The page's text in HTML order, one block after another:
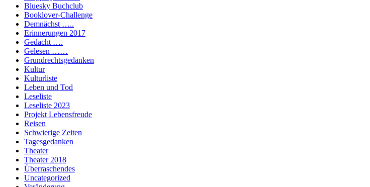
Bluesky Buchclub
Booklover-Challenge
Demnächst …..
Erinnerungen 2017
Gedacht ….
Gelesen ……
Grundrechtsgedanken
Kultur
Kulturliste
Leben und Tod
Leseliste
Leseliste 2023
Projekt Lebensfreude
Reisen
Schwierige Zeiten
Tagesgedanken
Theater
Theater 2018
Überraschendes
Uncategorized